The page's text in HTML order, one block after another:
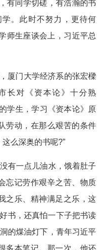
有同学切磋，有浩瀚的书
。此时不努力，更待何
师生座谈会上，习近平总
厦门大学经济系的张宏樑
长对《资本论》十分熟
学生，学习《资本论》原
劳动，在那么艰苦的条件
么深奥的书呢?”
有一点儿油水，饿着肚子
忘记劳作艰辛之苦、物质
之乐、精神满足之乐，这
书，还真怕一下子把书读
的煤油灯下，青年习近平
多本笔记。那一次，他还